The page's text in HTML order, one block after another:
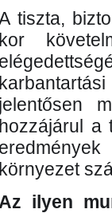
tiszta,
kor
jelentősen
hozzájárul a
környezet
Az ilyen